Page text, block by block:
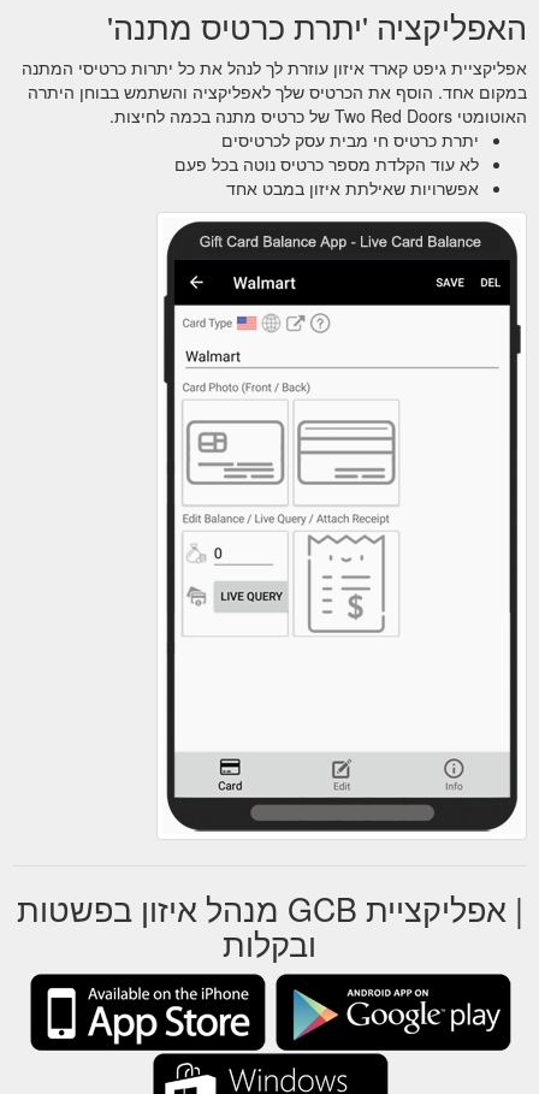
האפליקציה 'יתרת כרטיס מתנה'
אפליקציית גיפט קארד איזון עוזרת לך לנהל את כל יתרות כרטיסי המתנה
במקום אחד. הוסף את הכרטיס שלך לאפליקציה והשתמש בבוחן היתרה
האוטומטי Two Red Doors של כרטיס מתנה בכמה לחיצות.
יתרת כרטיס חי מבית עסק לכרטיסים
לא עוד הקלדת מספר כרטיס נוטה בכל פעם
אפשרויות שאילתת איזון במבט אחד
| אפליקציית GCB מנהל איזון בפשטות
ובקלות